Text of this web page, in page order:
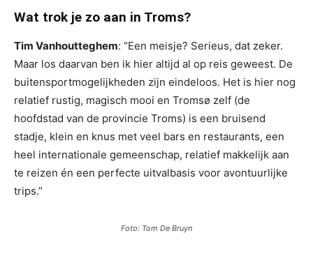
Wat trok je zo aan in Troms?
Tim Vanhoutteghem: “Een meisje? Serieus, dat zeker.
Maar los daarvan ben ik hier altijd al op reis geweest. De
buitensportmogelijkheden zijn eindeloos. Het is hier nog
relatief rustig, magisch mooi en Tromsø zelf (de
hoofdstad van de provincie Troms) is een bruisend
stadje, klein en knus met veel bars en restaurants, een
heel internationale gemeenschap, relatief makkelijk aan
te reizen én een perfecte uitvalbasis voor avontuurlijke
trips.”
Foto: Tom De Bruyn